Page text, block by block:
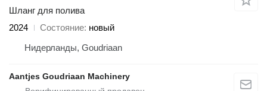
Шланг для полива
2024
Состояние новый
Нидерланды, Goudriaan
Aantjes Goudriaan Machinery